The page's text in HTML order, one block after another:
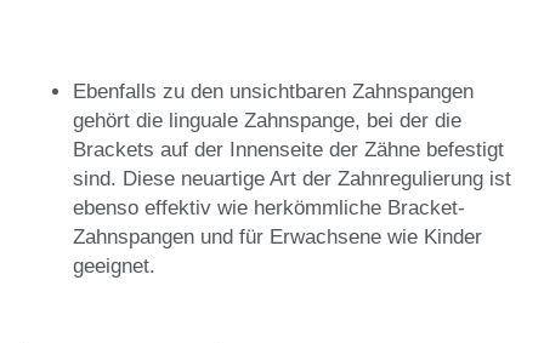
Ebenfalls zu den unsichtbaren Zahnspangen
gehört die linguale Zahnspange, bei der die
Brackets auf der Innenseite der Zähne befestigt
sind. Diese neuartige Art der Zahnregulierung ist
ebenso effektiv wie herkömmliche Bracket-
Zahnspangen und für Erwachsene wie Kinder
geeignet.